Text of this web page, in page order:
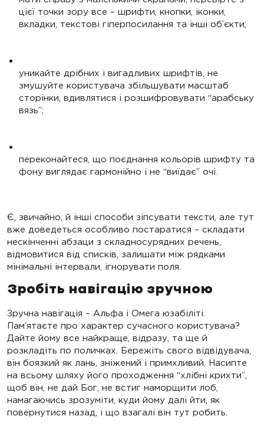
цієї точки зору все – шрифти, кнопки, іконки,
вкладки, текстові гіперпосилання та інші об’єкти;
уникайте дрібних і вигадливих шрифтів, не
змушуйте користувача збільшувати масштаб
сторінки, вдивлятися і розшифровувати “арабську
вязь”;
переконайтеся, що поєднання кольорів шрифту та
фону виглядає гармонійно і не “виїдає” очі.
Є, звичайно, й інші способи зіпсувати тексти, але тут
вже доведеться особливо постаратися – складати
нескінченні абзаци з складносурядних речень,
відмовитися від списків, залишати між рядками
мінімальні інтервали, ігнорувати поля.
Зробіть навігацію зручною
Зручна навігація – Альфа і Омега юзабіліті.
Пам’ятаєте про характер сучасного користувача?
Дайте йому все найкраще, відразу, та ще й
розкладіть по поличках. Бережіть свого відвідувача,
він боязкий як лань, зніжений і примхливий. Насипте
на всьому шляху його проходження “хлібні крихти”,
щоб він, не дай Бог, не встиг наморщити лоб,
намагаючись зрозуміти, куди йому далі йти, як
повернутися назад, і що взагалі він тут робить.